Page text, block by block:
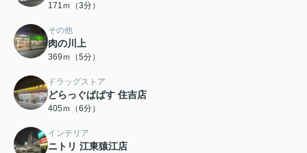
171ｍ（3分）
その他
肉の川上
369ｍ（5分）
ドラッグストア
どらっぐぱぱす 住吉店
405ｍ（6分）
インテリア
ニトリ 江東猿江店